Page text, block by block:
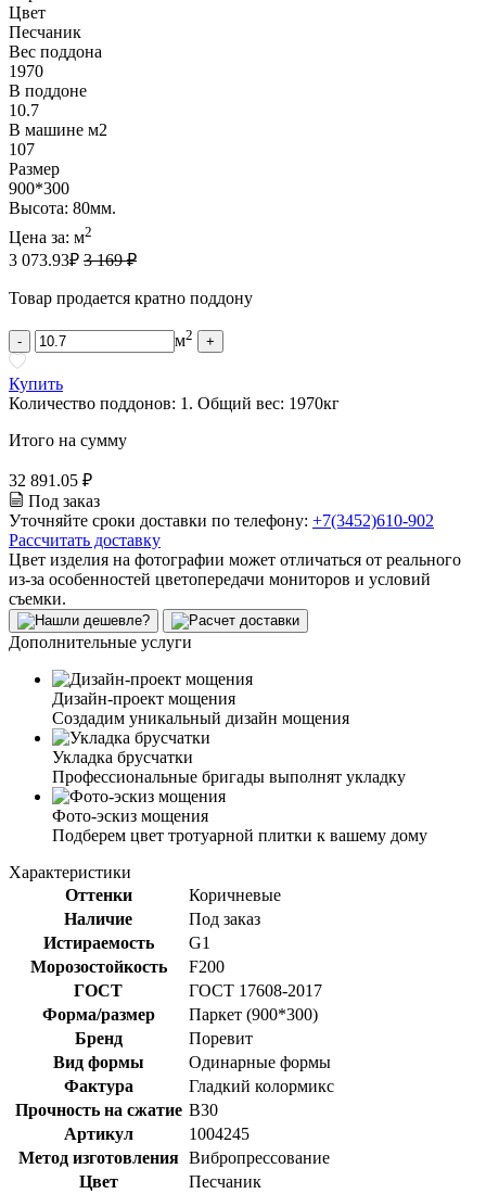
Цвет
Песчаник
Вес поддона
1970
В поддоне
10.7
В машине м2
107
Размер
900*300
Высота: 80мм.
Цена за: м2
3 073.93₽ 3 169 ₽
Товар продается кратно поддону
- м2 +
Купить
Количество поддонов: 1 . Общий вес: 1970кг
Итого на сумму
32 891.05 ₽
Под заказ
Уточняйте сроки доставки по телефону: +7(3452)610-902
Рассчитать доставку
Цвет изделия на фотографии может отличаться от реального
из-за особенностей цветопередачи мониторов и условий
съемки.
Дополнительные услуги
Дизайн-проект мощения
Создадим уникальный дизайн мощения
Укладка брусчатки
Профессиональные бригады выполнят укладку
Фото-эскиз мощения
Подберем цвет тротуарной плитки к вашему дому
Характеристики
Оттенки
Коричневые
Наличие
Под заказ
Истираемость
G1
Морозостойкость
F200
ГОСТ
ГОСТ 17608-2017
Форма/размер
Паркет (900*300)
Бренд
Поревит
Вид формы
Одинарные формы
Фактура
Гладкий колормикс
Прочность на сжатие B30
Артикул
1004245
Метод изготовления Вибропрессование
Цвет
Песчаник